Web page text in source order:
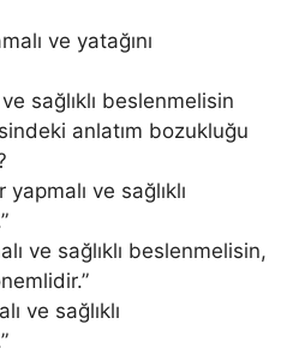
ve yatağını
sağlıklı beslenmelisin
anlatım bozukluğu
ve sağlıklı
ve sağlıklı beslenmelisin,
ve sağlıklı